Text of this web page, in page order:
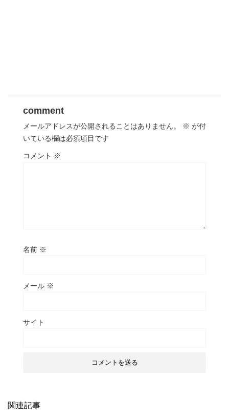
comment
メールアドレスが公開されることはありません。 ※ が付
いている欄は必須項目です
コメント ※
名前 ※
メール ※
サイト
関連記事